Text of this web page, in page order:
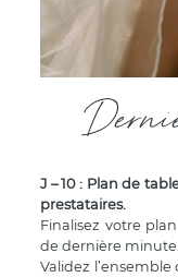
J – 10 : Plan de
prestataires.
Finalisez votre
de dernière minute.
Validez